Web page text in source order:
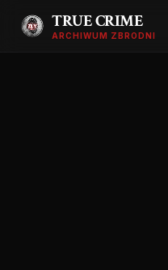
TRUE CRIME
ARCHIWUM ZBRODNI